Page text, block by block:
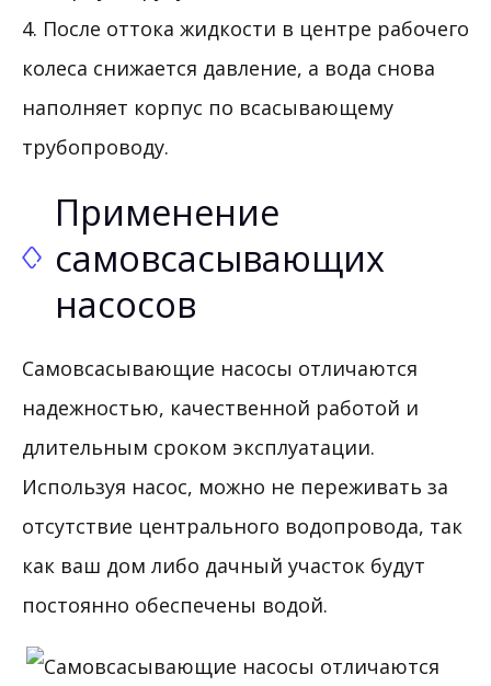
4. После оттока жидкости в центре рабочего
колеса снижается давление, а вода снова
наполняет корпус по всасывающему
трубопроводу.
Применение
самовсасывающих
насосов
Самовсасывающие насосы отличаются
надежностью, качественной работой и
длительным сроком эксплуатации.
Используя насос, можно не переживать за
отсутствие центрального водопровода, так
как ваш дом либо дачный участок будут
постоянно обеспечены водой.